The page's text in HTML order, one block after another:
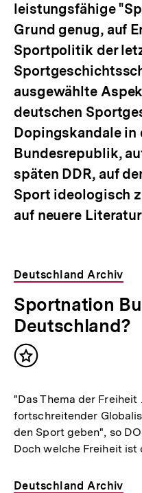
leistungsfähige
Grund genug, auf
Sportpolitik der
ausgewählte
deutschen
Dopingskandale in
Bundesrepublik,
späten DDR, auf
Sport ideologisch
auf neuere
Deutschland Archiv
Sportnation
Deutschland?
Inhalt
"Das Thema der
fortschreitender
den Sport geben", so
Doch welche Freiheit
Deutschland Archiv